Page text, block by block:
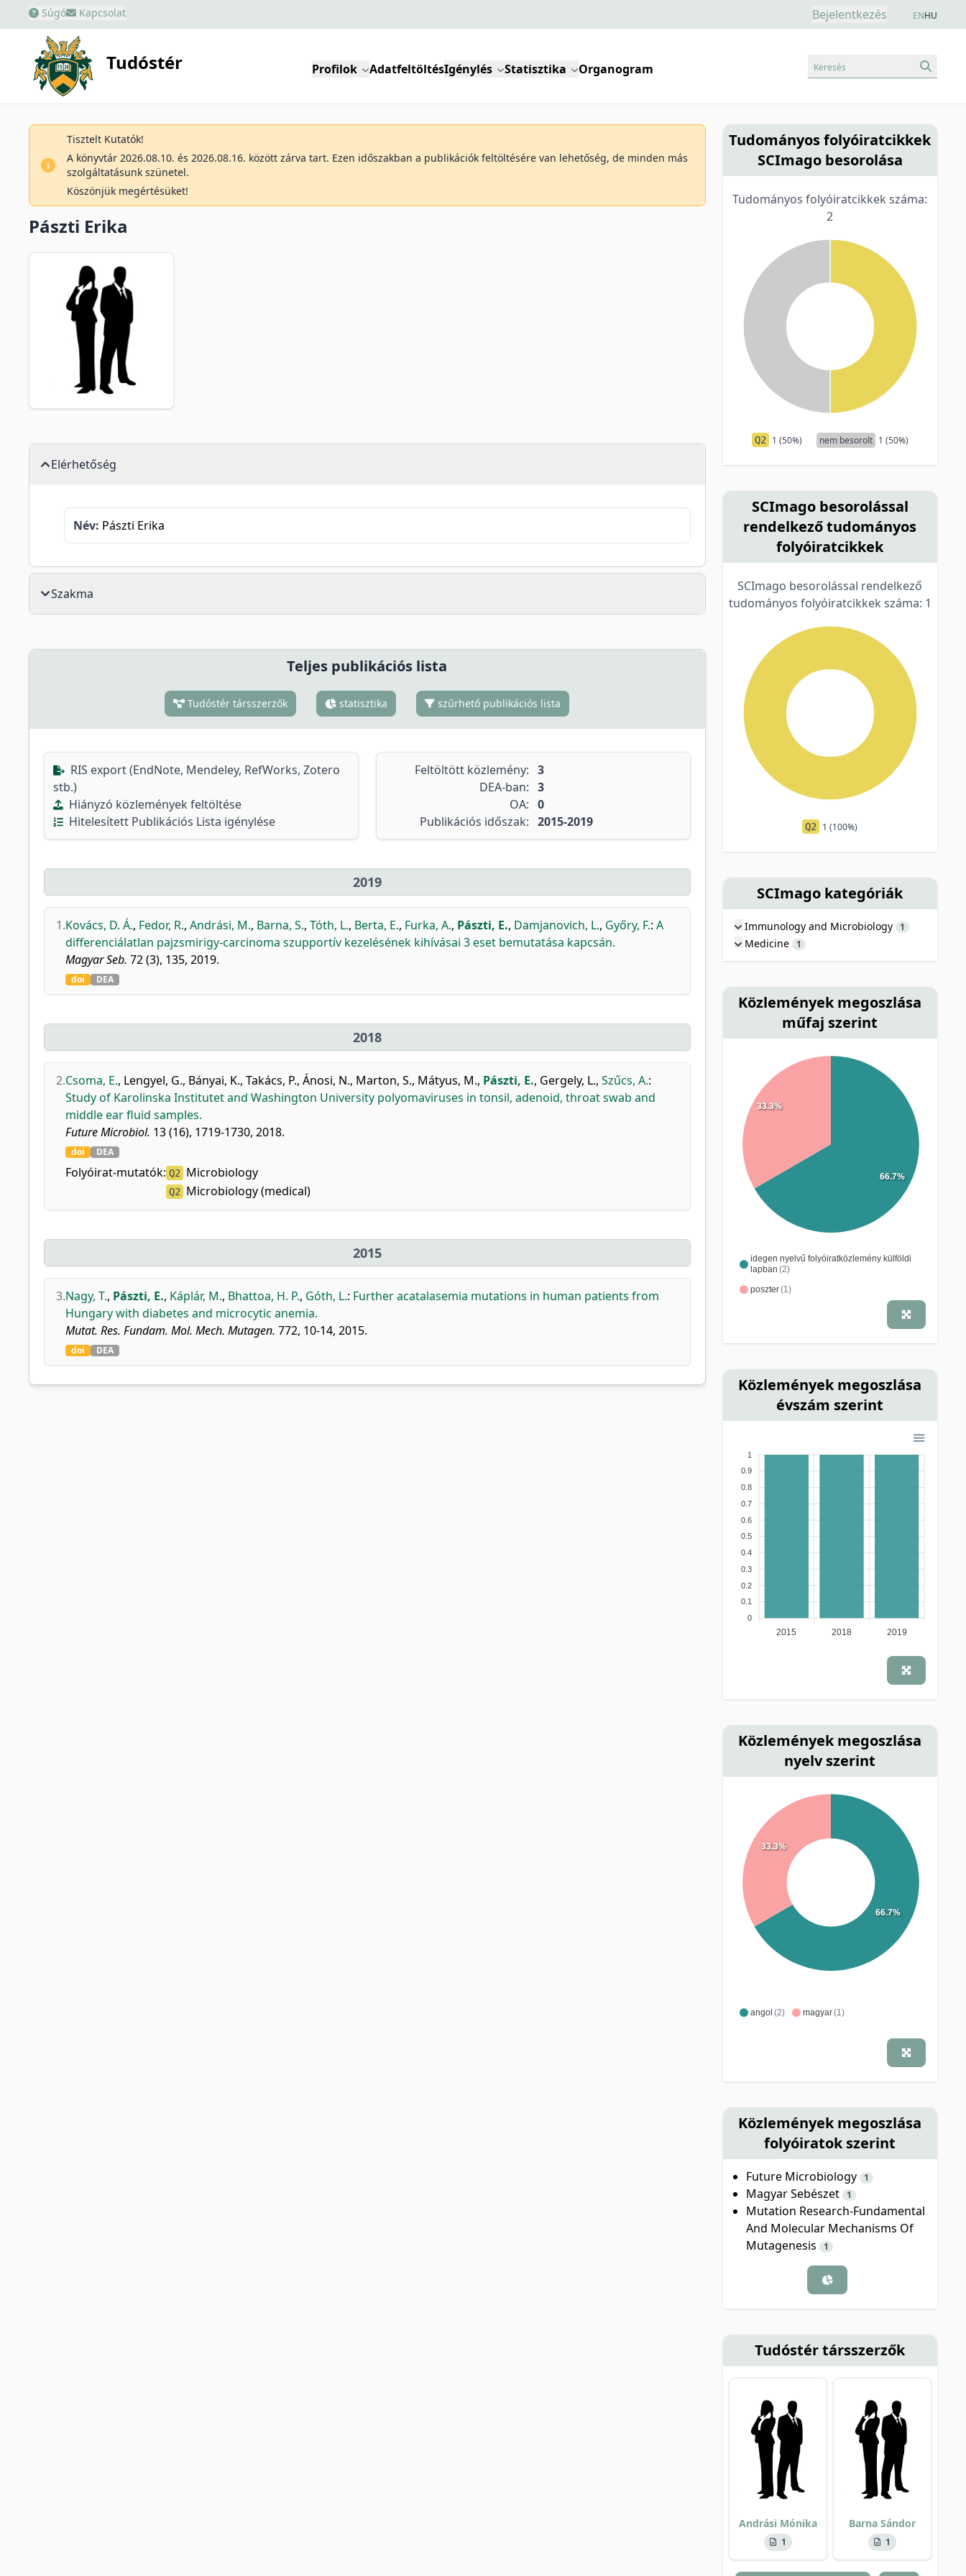
Súgó Kapcsolat Bejelentkezés ENHU
Tudóstér Profilok AdatfeltöltésIgénylés Statisztika Organogram Keresés
Tisztelt Kutatók!
A könyvtár 2026.08.10. és 2026.08.16. között zárva tart. Ezen időszakban a publikációk feltöltésére van lehetőség, de minden más
szolgáltatásunk szünetel.
Köszönjük megértésüket!
Pászti Erika
Elérhetőség
Név: Pászti Erika
Szakma
Teljes publikációs lista
Tudóstér társszerzők statisztika szűrhető publikációs lista
RIS export (EndNote, Mendeley, RefWorks, Zotero
stb.)
Hiányzó közlemények feltöltése
Hitelesített Publikációs Lista igénylése
Feltöltött közlemény: 3
DEA-ban: 3
OA: 0
Publikációs időszak: 2015-2019
2019
1.Kovács, D. Á., Fedor, R., Andrási, M., Barna, S., Tóth, L., Berta, E., Furka, A., Pászti, E., Damjanovich, L., Győry, F.: A
differenciálatlan pajzsmirigy-carcinoma szupportív kezelésének kihívásai 3 eset bemutatása kapcsán.
Magyar Seb. 72 (3), 135, 2019.
doi DEA
2018
2.Csoma, E., Lengyel, G., Bányai, K., Takács, P., Ánosi, N., Marton, S., Mátyus, M., Pászti, E., Gergely, L., Szűcs, A.:
Study of Karolinska Institutet and Washington University polyomaviruses in tonsil, adenoid, throat swab and
middle ear fluid samples.
Future Microbiol. 13 (16), 1719-1730, 2018.
doi DEA
Folyóirat-mutatók: Q2 Microbiology
Q2 Microbiology (medical)
2015
3.Nagy, T., Pászti, E., Káplár, M., Bhattoa, H. P., Góth, L.: Further acatalasemia mutations in human patients from
Hungary with diabetes and microcytic anemia.
Mutat. Res. Fundam. Mol. Mech. Mutagen. 772, 10-14, 2015.
doi DEA
Tudományos folyóiratcikkek
SCImago besorolása
Tudományos folyóiratcikkek száma:
2
Q2 1 (50%) nem besorolt 1 (50%)
SCImago besorolással
rendelkező tudományos
folyóiratcikkek
SCImago besorolással rendelkező
tudományos folyóiratcikkek száma: 1
Q2 1 (100%)
SCImago kategóriák
Immunology and Microbiology 1
Medicine 1
Közlemények megoszlása
műfaj szerint
idegen nyelvű folyóiratközlemény külföldi
lapban (2)
poszter(1)
66.7%
33.3%
Közlemények megoszlása
évszám szerint
1
0.9
0.8
0.7
0.6
0.5
0.4
0.3
0.2
0.1
0
2015 2018 2019
Közlemények megoszlása
nyelv szerint
angol (2) magyar(1)
66.7%
33.3%
Közlemények megoszlása
folyóiratok szerint
Future Microbiology 1
Magyar Sebészet 1
Mutation Research-Fundamental
And Molecular Mechanisms Of
Mutagenesis
1
Tudóstér társszerzők
Andrási Mónika
1
Barna Sándor
1